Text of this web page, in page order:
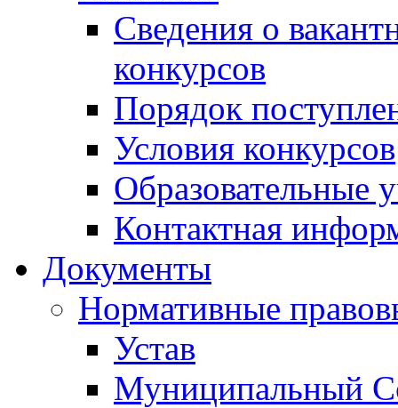
Сведения о
конкурсов
Порядок
Условия конкурсов
Образовательные
Контактная
Документы
Нормативные
Устав
Муниципальный